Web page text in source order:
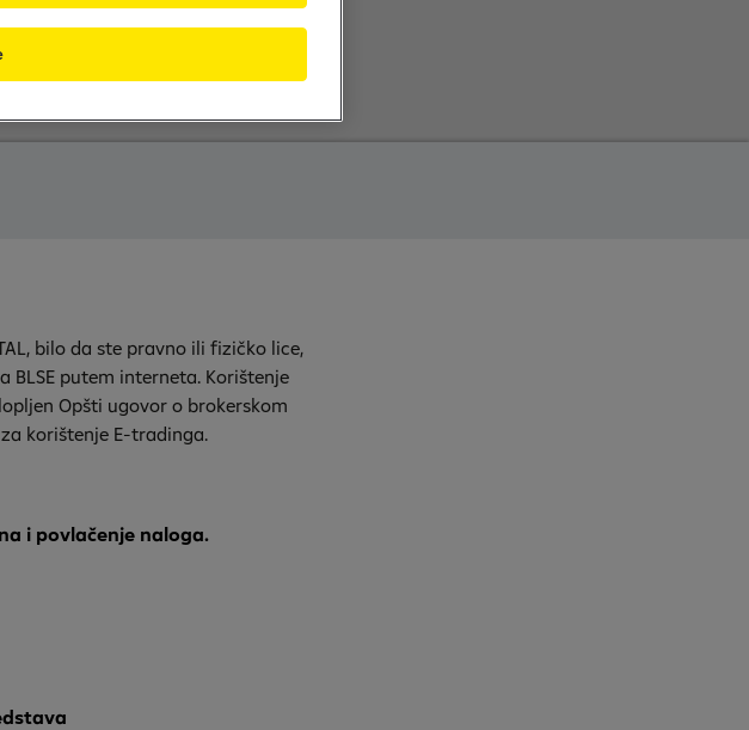
bilo da ste pravno ili fizičko lice,
putem interneta. Korištenje
Opšti ugovor o brokerskom
korištenje E-tradinga.
i povlačenje naloga.